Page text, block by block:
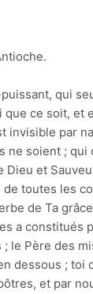
qui
ce soit,
invisible par
ne soient ;
et
toutes les
de Ta
a
le Père des
dessous ; toi
et par